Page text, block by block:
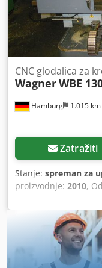
Hamburg 1.015 km
CNC glodalica za
WagnerWBE
Zatražiti
Stanje: spreman za
proizvodnje: 2010,
krevetna glodalica
proizvodnje 2010
mm Hodovi X/Y/Z
stezanje glodala
– 8000 o/min
vreteno Stezna